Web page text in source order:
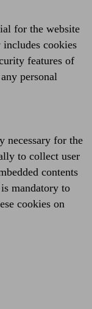
for the website
cookies
features of
personal
necessary for the
to collect user
contents
mandatory to
cookies on